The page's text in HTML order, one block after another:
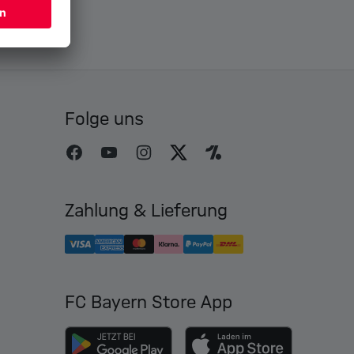
Folge uns
Zahlung & Lieferung
FC Bayern Store App